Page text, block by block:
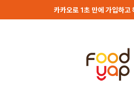
카카오로 1초 만에 가입하고